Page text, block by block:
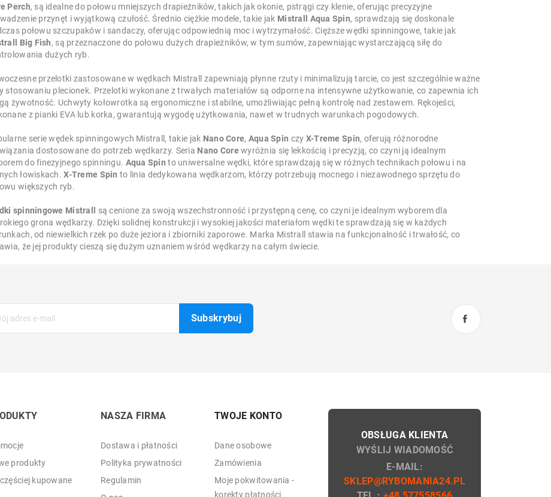
Perch, są idealne do połowu mniejszych drapieżników, takich jak okonie, pstrągi czy klenie, oferując precyzyjne
przynęt i wyjątkową czułość. Średnio ciężkie modele, takie jak Mistrall Aqua Spin, sprawdzają się doskonale
połowu szczupaków i sandaczy, oferując odpowiednią moc i wytrzymałość. Cięższe wędki spinningowe, takie jak
Big Fish, są przeznaczone do połowu dużych drapieżników, w tym sumów, zapewniając wystarczającą siłę do
dużych ryb.
przelotki zastosowane w wędkach Mistrall zapewniają płynne rzuty i minimalizują tarcie, co jest szczególnie ważne
stosowaniu plecionek. Przelotki wykonane z trwałych materiałów są odporne na intensywne użytkowanie, co zapewnia ich
żywotność. Uchwyty kołowrotka są ergonomiczne i stabilne, umożliwiając pełną kontrolę nad zestawem. Rękojeści,
z pianki EVA lub korka, gwarantują wygodę użytkowania, nawet w trudnych warunkach pogodowych.
serie wędek spinningowych Mistrall, takie jak Nano Core, Aqua Spin czy X-Treme Spin, oferują różnorodne
dostosowane do potrzeb wędkarzy. Seria Nano Core wyróżnia się lekkością i precyzją, co czyni ją idealnym
do finezyjnego spinningu. Aqua Spin to uniwersalne wędki, które sprawdzają się w różnych technikach połowu i na
łowiskach.X-Treme Spin to linia dedykowana wędkarzom, którzy potrzebują mocnego i niezawodnego sprzętu do
większych ryb.
spinningowe Mistrall
są cenione za swoją wszechstronność i przystępną cenę, co czyni je idealnym wyborem dla
grona wędkarzy. Dzięki solidnej konstrukcji i wysokiej jakości materiałom wędki te sprawdzają się w każdych
od niewielkich rzek po duże jeziora i zbiorniki zaporowe. Marka Mistrall stawia na funkcjonalność i trwałość, co
że jej produkty cieszą się dużym uznaniem wśród wędkarzy na całym świecie.
produkty
kupowane
NASZA FIRMA
Dostawa i płatności
Polityka prywatności
Regulamin
TWOJE KONTO
Dane osobowe
Zamówienia
Moje pokwitowania -
korekty płatności
OBSŁUGA KLIENTA
WYŚLIJ WIADOMOŚĆ
E-MAIL:
SKLEP@RYBOMANIA24.PL